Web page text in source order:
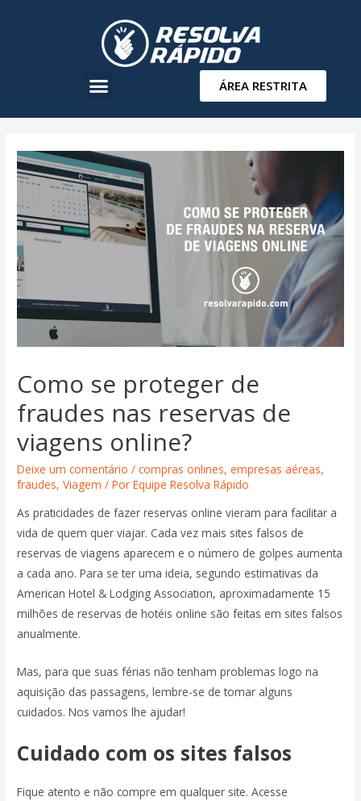
ÁREA RESTRITA
Como se proteger de
fraudes nas reservas de
viagens online?
Deixe um comentário /compras onlines,empresas aéreas,
fraudes,Viagem / PorEquipe Resolva Rápido
As praticidades de fazer reservas online vieram para facilitar a
vida de quem quer viajar. Cada vez mais sites falsos de
reservas de viagens aparecem e o número de golpes aumenta
a cada ano. Para se ter uma ideia, segundo estimativas da
American Hotel & Lodging Association, aproximadamente 15
milhões de reservas de hotéis online são feitas em sites falsos
anualmente.
Mas, para que suas férias não tenham problemas logo na
aquisição das passagens, lembre-se de tomar alguns
cuidados. Nos vamos lhe ajudar!
Cuidado com os sites falsos
Fique atento e não compre em qualquer site. Acesse